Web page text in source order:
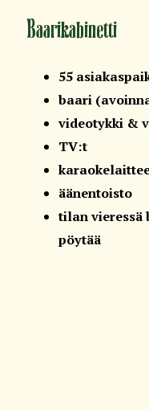
Baarikabinetti
55
baari
videotykki &
TV:t
äänentoisto
tilan vieressä
pöytää